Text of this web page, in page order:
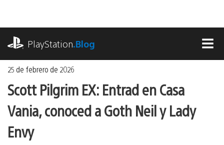
contenido
PlayStation.Blog
25 de febrero de 2026
Scott Pilgrim EX: Entrad en Casa
Vania, conoced a Goth Neil y Lady
Envy